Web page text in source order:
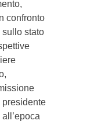
confronto
sullo stato
presidente